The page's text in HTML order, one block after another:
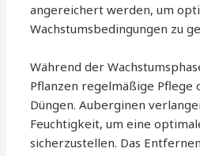
angereichert werden, um
Wachstumsbedingungen zu
Während der
Pflanzen regelmäßige Pflege
Düngen. Auberginen
Feuchtigkeit, um eine
sicherzustellen. Das